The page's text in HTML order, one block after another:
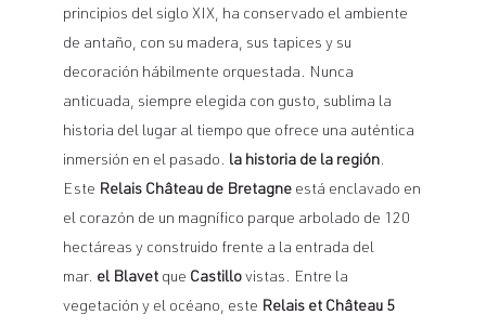
principios del siglo XIX, ha conservado el ambiente
de antaño, con su madera, sus tapices y su
decoración hábilmente orquestada. Nunca
anticuada, siempre elegida con gusto, sublima la
historia del lugar al tiempo que ofrece una auténtica
inmersión en el pasado. la historia de la región.
Este Relais Château de Bretagneestá enclavado en
el corazón de un magnífico parque arbolado de 120
hectáreas y construido frente a la entrada del
mar. el Blavet que Castillovistas. Entre la
vegetación y el océano, este Relais et Château 5